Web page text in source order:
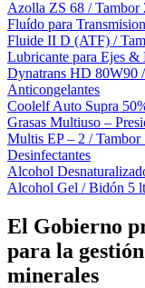
Azolla ZS 68 / Tambor
Fluído para
Fluide II D (ATF) /
Lubricante para Ejes &
Dynatrans HD
Anticongelantes
Coolelf Auto Supra
Grasas Multiuso –
Multis EP – 2 /
Desinfectantes
Alcohol
Alcohol Gel / Bidón 5
El Gobierno
para la
minerales